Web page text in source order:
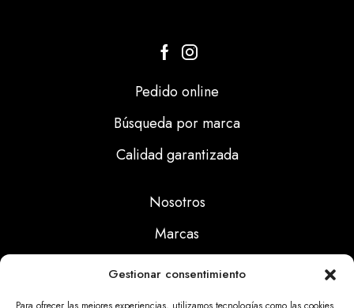
Gestionar consentimiento
Pedido online
Búsqueda por marca
Calidad garantizada
Nosotros
Marcas
Noticias